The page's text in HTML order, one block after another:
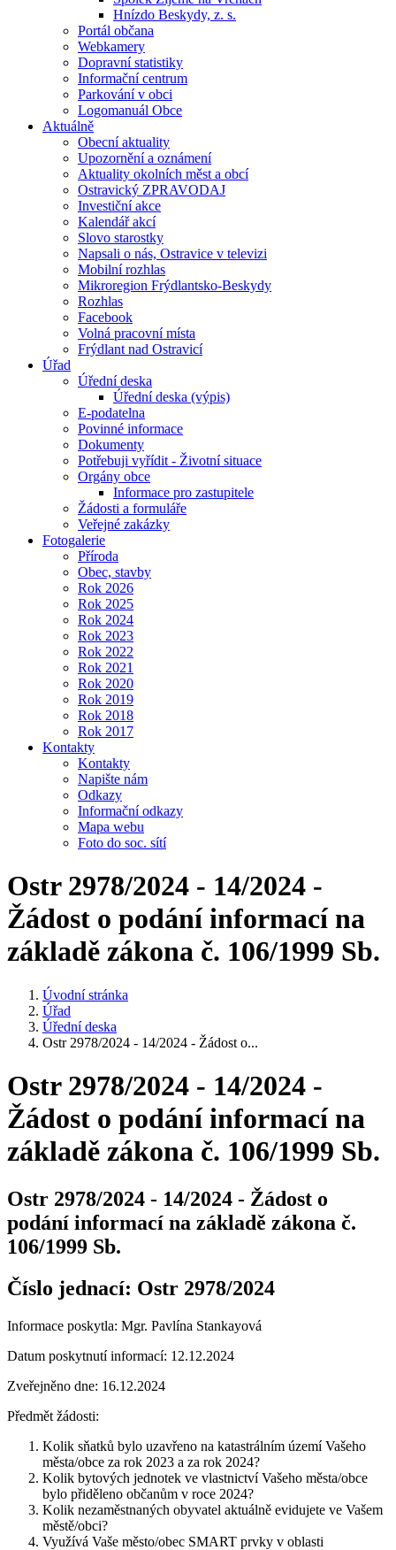
Hnízdo Beskydy, z. s.
Portál občana
Webkamery
Dopravní statistiky
Informační centrum
Parkování v obci
Logomanuál Obce
Aktuálně
Obecní aktuality
Upozornění a oznámení
Aktuality okolních měst a obcí
Ostravický ZPRAVODAJ
Investiční akce
Kalendář akcí
Slovo starostky
Napsali o nás, Ostravice v televizi
Mobilní rozhlas
Mikroregion Frýdlantsko-Beskydy
Rozhlas
Facebook
Volná pracovní místa
Frýdlant nad Ostravicí
Úřad
Úřední deska
Úřední deska (výpis)
E-podatelna
Povinné informace
Dokumenty
Potřebuji vyřídit - Životní situace
Orgány obce
Informace pro zastupitele
Žádosti a formuláře
Veřejné zakázky
Fotogalerie
Příroda
Obec, stavby
Rok 2026
Rok 2025
Rok 2024
Rok 2023
Rok 2022
Rok 2021
Rok 2020
Rok 2019
Rok 2018
Rok 2017
Kontakty
Kontakty
Napište nám
Odkazy
Informační odkazy
Mapa webu
Foto do soc. sítí
Ostr 2978/2024 - 14/2024 -
Žádost o podání informací na
základě zákona č. 106/1999 Sb.
Úvodní stránka
Úřad
Úřední deska
Ostr 2978/2024 - 14/2024 - Žádost o...
Ostr 2978/2024 - 14/2024 -
Žádost o podání informací na
základě zákona č. 106/1999 Sb.
Ostr 2978/2024 - 14/2024 - Žádost o
podání informací na základě zákona č.
106/1999 Sb.
Číslo jednací: Ostr 2978/2024
Informace poskytla: Mgr. Pavlína Stankayová
Datum poskytnutí informací: 12.12.2024
Zveřejněno dne: 16.12.2024
Předmět žádosti:
Kolik sňatků bylo uzavřeno na katastrálním území Vašeho
města/obce za rok 2023 a za rok 2024?
Kolik bytových jednotek ve vlastnictví Vašeho města/obce
bylo přiděleno občanům v roce 2024?
Kolik nezaměstnaných obyvatel aktuálně evidujete ve Vašem
městě/obci?
Využívá Vaše město/obec SMART prvky v oblasti